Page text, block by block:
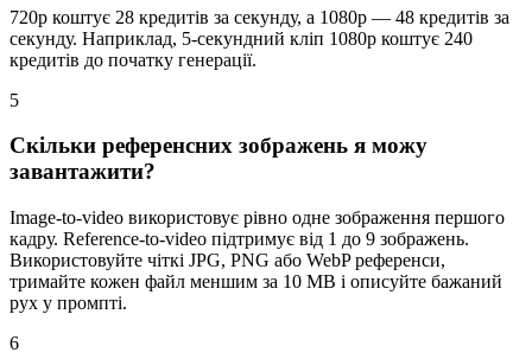
720p коштує 28 кредитів за секунду, а 1080p — 48 кредитів за
секунду. Наприклад, 5-секундний кліп 1080p коштує 240
кредитів до початку генерації.
5
Скільки референсних зображень я можу
завантажити?
Image-to-video використовує рівно одне зображення першого
кадру. Reference-to-video підтримує від 1 до 9 зображень.
Використовуйте чіткі JPG, PNG або WebP референси,
тримайте кожен файл меншим за 10 MB і описуйте бажаний
рух у промпті.
6